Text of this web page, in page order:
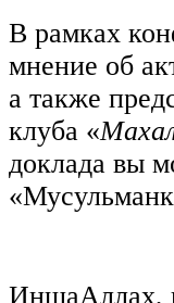
В рамках
мнение об
а также
клуба «
доклада вы
ИншаАллах,